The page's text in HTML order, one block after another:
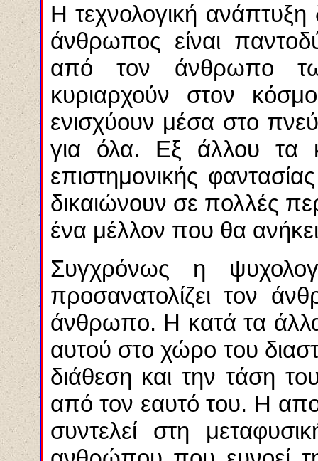
Η τεχνολογική ανάπτυξη
άνθρωπος είναι
από τον άνθρωπο
κυριαρχούν στον
ενισχύουν μέσα στο
για όλα. Εξ άλλου τα
επιστημονικής
δικαιώνουν σε πολλές
ένα μέλλον που θα
Συγχρόνως η
προσανατολίζει τον
άνθρωπο. Η κατά τα
αυτού στο χώρο του
διάθεση και την τάση
από τον εαυτό του. Η
συντελεί στη